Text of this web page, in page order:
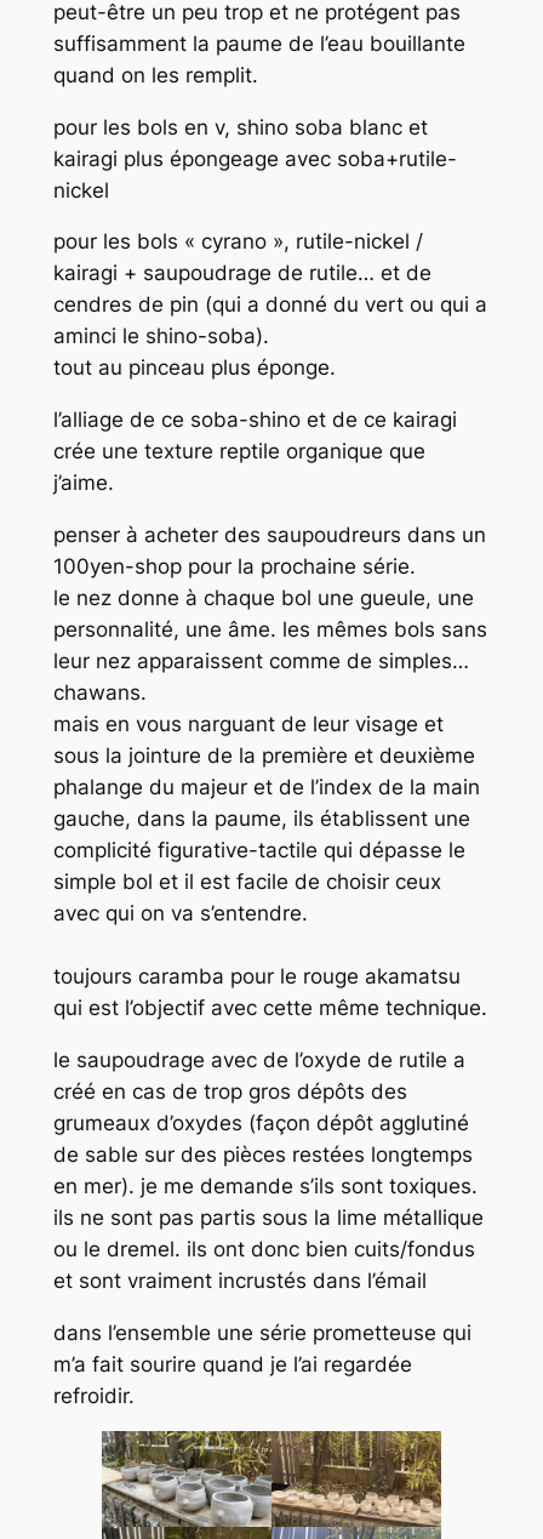
peut-être un peu trop et ne protégent pas
suffisamment la paume de l’eau bouillante
quand on les remplit.
pour les bols en v, shino soba blanc et
kairagi plus épongeage avec soba+rutile-
nickel
pour les bols « cyrano », rutile-nickel /
kairagi + saupoudrage de rutile… et de
cendres de pin (qui a donné du vert ou qui a
aminci le shino-soba).
tout au pinceau plus éponge.
l’alliage de ce soba-shino et de ce kairagi
crée une texture reptile organique que
j’aime.
penser à acheter des saupoudreurs dans un
100yen-shop pour la prochaine série.
le nez donne à chaque bol une gueule, une
personnalité, une âme. les mêmes bols sans
leur nez apparaissent comme de simples…
chawans.
mais en vous narguant de leur visage et
sous la jointure de la première et deuxième
phalange du majeur et de l’index de la main
gauche, dans la paume, ils établissent une
complicité figurative-tactile qui dépasse le
simple bol et il est facile de choisir ceux
avec qui on va s’entendre.
toujours caramba pour le rouge akamatsu
qui est l’objectif avec cette même technique.
le saupoudrage avec de l’oxyde de rutile a
créé en cas de trop gros dépôts des
grumeaux d’oxydes (façon dépôt agglutiné
de sable sur des pièces restées longtemps
en mer). je me demande s’ils sont toxiques.
ils ne sont pas partis sous la lime métallique
ou le dremel. ils ont donc bien cuits/fondus
et sont vraiment incrustés dans l’émail
dans l’ensemble une série prometteuse qui
m’a fait sourire quand je l’ai regardée
refroidir.